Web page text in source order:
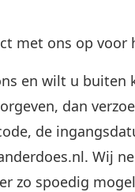
met ons op voor
en wilt u
dan
de
Wij
zo spoedig